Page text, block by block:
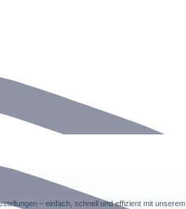
– einfach, schnell und effizient mit unserem